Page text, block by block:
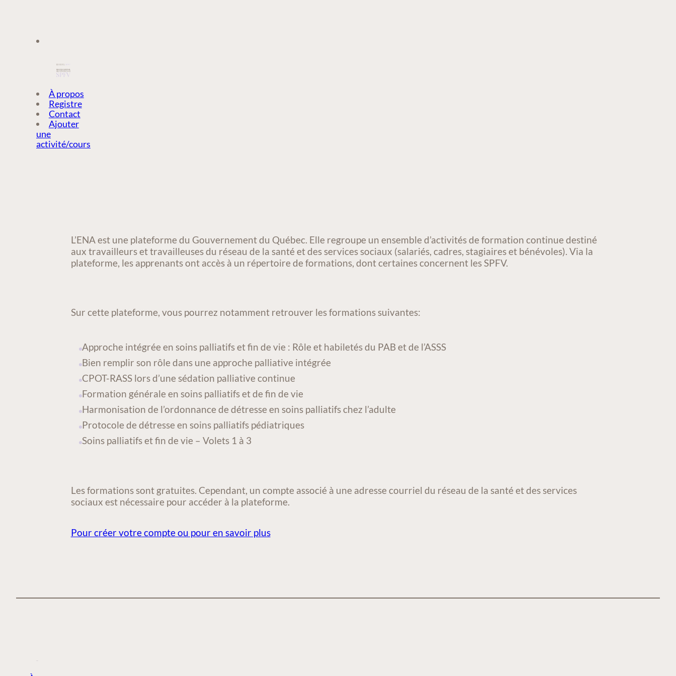
À PROPOS
REGISTRE
À propos
Registre
Contact
Ajouter
une
activité/cours
L’ENA est une plateforme du Gouvernement du Québec. Elle regroupe un ensemble d’activités de formation continue destiné
aux travailleurs et travailleuses du réseau de la santé et des services sociaux (salariés, cadres, stagiaires et bénévoles). Via la
plateforme, les apprenants ont accès à un répertoire de formations, dont certaines concernent les SPFV.
Sur cette plateforme, vous pourrez notamment retrouver les formations suivantes:
Approche intégrée en soins palliatifs et fin de vie : Rôle et habiletés du PAB et de l’ASSS
Bien remplir son rôle dans une approche palliative intégrée
CPOT-RASS lors d’une sédation palliative continue
Formation générale en soins palliatifs et de fin de vie
Harmonisation de l’ordonnance de détresse en soins palliatifs chez l’adulte
Protocole de détresse en soins palliatifs pédiatriques
Soins palliatifs et fin de vie – Volets 1 à 3
Les formations sont gratuites. Cependant, un compte associé à une adresse courriel du réseau de la santé et des services
sociaux est nécessaire pour accéder à la plateforme.
Pour créer votre compte ou pour en savoir plus